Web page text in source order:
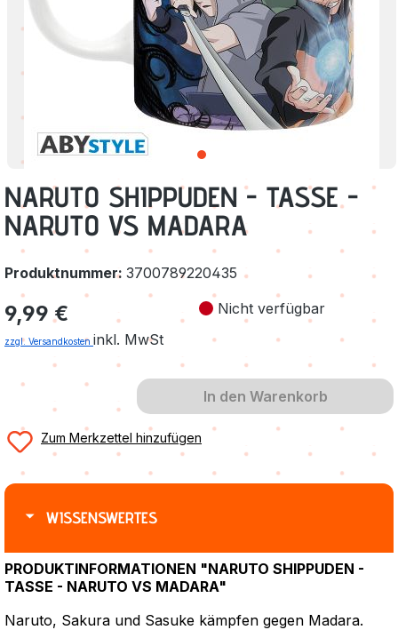
NARUTO SHIPPUDEN - TASSE -
NARUTO VS MADARA
Produktnummer: 3700789220435
Regulärer Preis:
9,99 €
zzgl. Versandkosten inkl. MwSt
Nicht verfügbar
In den Warenkorb
Zum Merkzettel hinzufügen
WISSENSWERTES
PRODUKTINFORMATIONEN "NARUTO SHIPPUDEN -
TASSE - NARUTO VS MADARA"
Naruto, Sakura und Sasuke kämpfen gegen Madara.